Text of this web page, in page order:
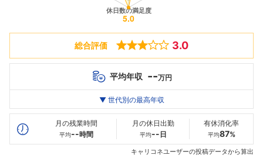
総合評価 3.0
平均年収 --万円
最高年収
20代
--万
30代
--万
--万
▼ 世代別の最高年収
月の残業時間
平均--時間
月の休日出勤
平均-- 日
有休消化率
平均87%
キャリコネユーザーの投稿データから算出